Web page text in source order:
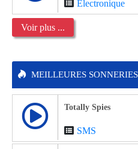
Électronique
Voir plus ...
MEILLEURES SONNERIES
Totally Spies
SMS